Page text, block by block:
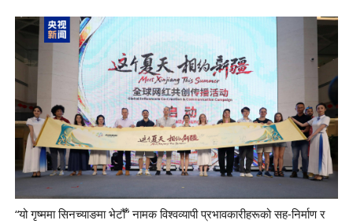
“यो गृष्ममा सिनच्याङमा भेटौँ” नामक विश्वव्यापी प्रभावकारीहरूको सह-निर्माण र